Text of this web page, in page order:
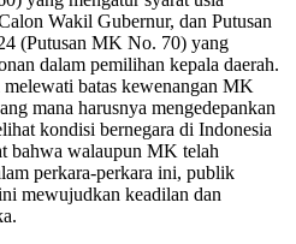
Wakil Gubernur, dan Putusan
(Putusan MK No. 70) yang
dalam pemilihan kepala daerah.
batas kewenangan MK
mana harusnya mengedepankan
kondisi bernegara di Indonesia
bahwa walaupun MK telah
perkara-perkara ini, publik
mewujudkan keadilan dan